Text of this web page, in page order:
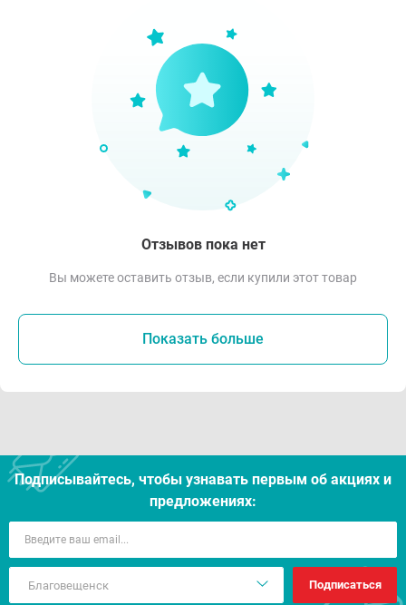
Отзывов пока нет
Вы можете оставить отзыв, если купили этот товар
Показать больше
Подписывайтесь, чтобы узнавать первым об акцияx и
предложениях:
Подписаться